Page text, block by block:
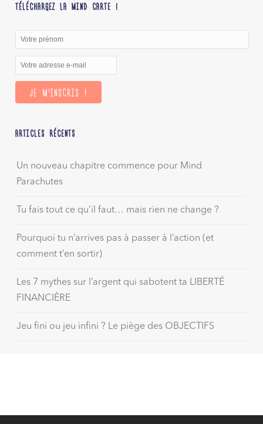
TÉLÉCHARGEZ LA MIND CARTE !
ARTICLES RÉCENTS
Un nouveau chapitre commence pour Mind
Parachutes
Tu fais tout ce qu’il faut… mais rien ne change ?
Pourquoi tu n’arrives pas à passer à l’action (et
comment t’en sortir)
Les 7 mythes sur l’argent qui sabotent ta LIBERTÉ
FINANCIÈRE
Jeu fini ou jeu infini ? Le piège des OBJECTIFS